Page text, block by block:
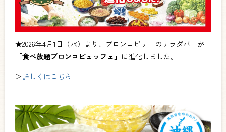
★2026年4月1日（水）より、ブロンコビリーのサラダバーが
「食べ放題ブロンコビュッフェ」 に進化しました。
＞詳しくはこちら